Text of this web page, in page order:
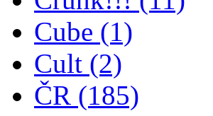
Cube (1)
Cult (2)
ČR (185)